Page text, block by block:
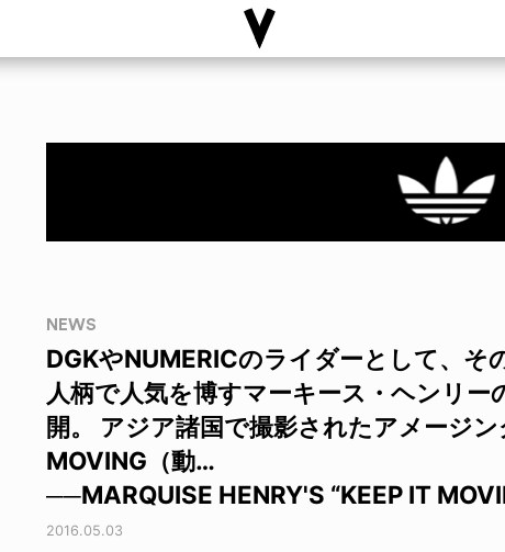
NEWS
DGKやNUMERICのライダーとして、そ
人柄で人気を博すマーキース・ヘンリ
開。 アジア諸国で撮影されたアメージ
MOVING（動…
──MARQUISE HENRY'S “KEEP IT
2016.05.03